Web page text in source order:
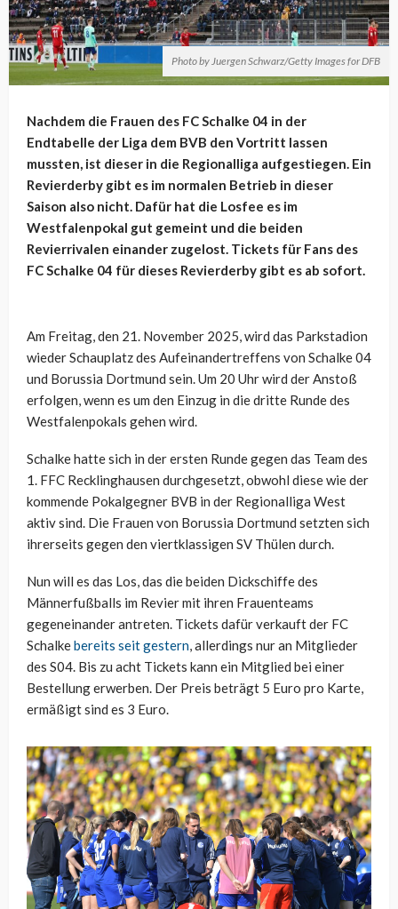
Photo by Juergen Schwarz/Getty Images for DFB
Nachdem die Frauen des FC Schalke 04 in der
Endtabelle der Liga dem BVB den Vortritt lassen
mussten, ist dieser in die Regionalliga aufgestiegen. Ein
Revierderby gibt es im normalen Betrieb in dieser
Saison also nicht. Dafür hat die Losfee es im
Westfalenpokal gut gemeint und die beiden
Revierrivalen einander zugelost. Tickets für Fans des
FC Schalke 04 für dieses Revierderby gibt es ab sofort.
Am Freitag, den 21. November 2025, wird das Parkstadion
wieder Schauplatz des Aufeinandertreffens von Schalke 04
und Borussia Dortmund sein. Um 20 Uhr wird der Anstoß
erfolgen, wenn es um den Einzug in die dritte Runde des
Westfalenpokals gehen wird.
Schalke hatte sich in der ersten Runde gegen das Team des
1. FFC Recklinghausen durchgesetzt, obwohl diese wie der
kommende Pokalgegner BVB in der Regionalliga West
aktiv sind. Die Frauen von Borussia Dortmund setzten sich
ihrerseits gegen den viertklassigen SV Thülen durch.
Nun will es das Los, das die beiden Dickschiffe des
Männerfußballs im Revier mit ihren Frauenteams
gegeneinander antreten. Tickets dafür verkauft der FC
Schalkebereits seit gestern, allerdings nur an Mitglieder
des S04. Bis zu acht Tickets kann ein Mitglied bei einer
Bestellung erwerben. Der Preis beträgt 5 Euro pro Karte,
ermäßigt sind es 3 Euro.